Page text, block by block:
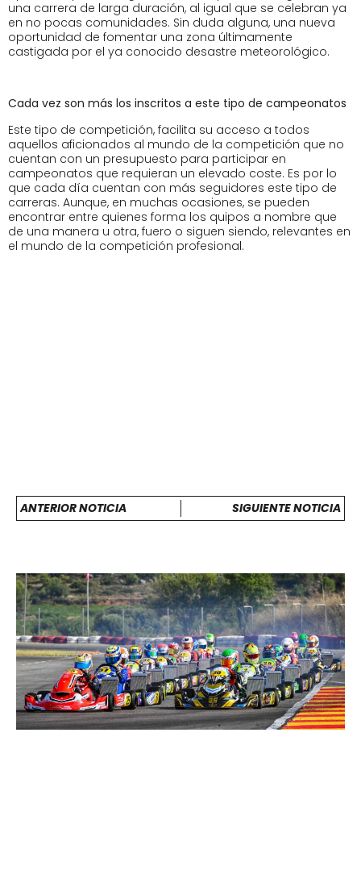
una carrera de larga duración, al igual que se celebran ya
en no pocas comunidades. Sin duda alguna, una nueva
oportunidad de fomentar una zona últimamente
castigada por el ya conocido desastre meteorológico.
Cada vez son más los inscritos a este tipo de campeonatos
Este tipo de competición, facilita su acceso a todos
aquellos aficionados al mundo de la competición que no
cuentan con un presupuesto para participar en
campeonatos que requieran un elevado coste. Es por lo
que cada día cuentan con más seguidores este tipo de
carreras. Aunque, en muchas ocasiones, se pueden
encontrar entre quienes forma los quipos a nombre que
de una manera u otra, fuero o siguen siendo, relevantes en
el mundo de la competición profesional.
ANTERIOR NOTICIA SIGUIENTE NOTICIA